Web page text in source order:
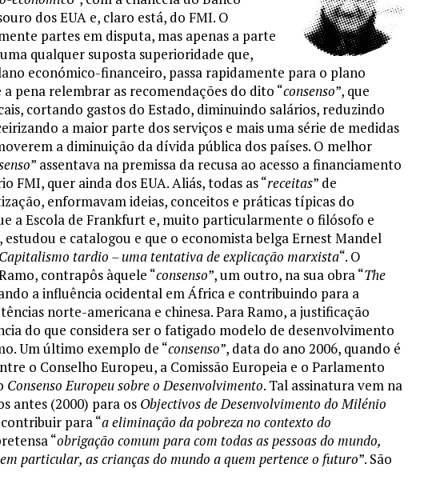
dos EUA e, claro está, do FMI. O
partes em disputa, mas apenas a parte
qualquer suposta superioridade que,
económico-financeiro, passa rapidamente para o plano
pena relembrar as recomendações do dito “consenso”, que
cortando gastos do Estado, diminuindo salários, reduzindo
a maior parte dos serviços e mais uma série de medidas
a diminuição da dívida pública dos países. O melhor
” assentava na premissa da recusa ao acesso a financiamento
FMI, quer ainda dos EUA. Aliás, todas as “receitas” de
enformavam ideias, conceitos e práticas típicas do
a Escola de Frankfurt e, muito particularmente o filósofo e
e catalogou e que o economista belga Ernest Mandel
Capitalismo tardio – uma tentativa de explicação marxista“. O
contrapôs àquele “consenso”, um outro, na sua obra “The
a influência ocidental em África e contribuindo para a
norte-americana e chinesa. Para Ramo, a justificação
do que considera ser o fatigado modelo de desenvolvimento
Um último exemplo de “consenso”, data do ano 2006, quando é
o Conselho Europeu, a Comissão Europeia e o Parlamento
Consenso Europeu sobre o Desenvolvimento. Tal assinatura vem na
antes (2000) para os Objectivos de Desenvolvimento do Milénio
para “a eliminação da pobreza no contexto do
“obrigação comum para com todas as pessoas do mundo,
particular, as crianças do mundo a quem pertence o futuro”. São